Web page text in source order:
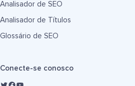
Analisador de SEO
Analisador de Títulos
Glossário de SEO
Conecte-se conosco